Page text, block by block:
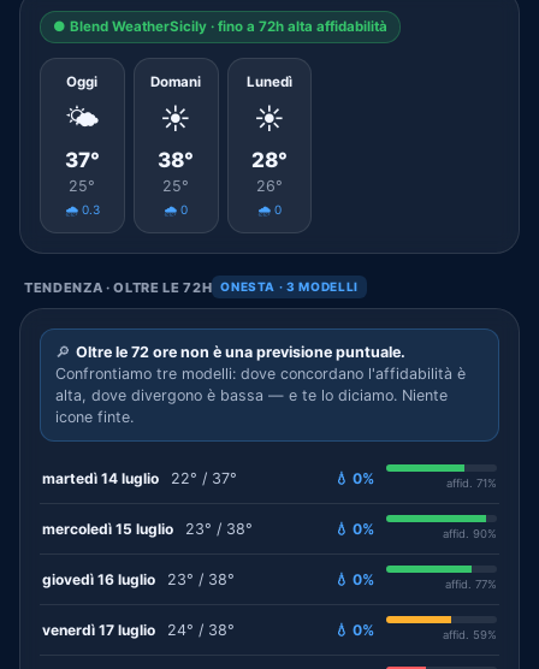
● Blend WeatherSicily · fino a 72h alta affidabilità
Oggi
🌤️
37°
25°
🌧️ 0.3
Domani
☀️
38°
25°
🌧️ 0
Lunedì
☀️
28°
26°
🌧️ 0
TENDENZA · OLTRE LE 72H ONESTA · 3 MODELLI
🔎 Oltre le 72 ore non è una previsione puntuale.
Confrontiamo tre modelli: dove concordano l'affidabilità è
alta, dove divergono è bassa — e te lo diciamo. Niente
icone finte.
martedì 14 luglio 22° / 37° 💧 0% affid. 71%
mercoledì 15 luglio 23° / 38° 💧 0% affid. 90%
giovedì 16 luglio 23° / 38° 💧 0% affid. 77%
venerdì 17 luglio 24° / 38° 💧 0% affid. 59%